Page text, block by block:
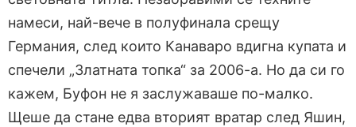
намеси, най-вече в полуфинала срещу
Германия, след които Канаваро вдигна купата и
спечели „Златната топка“ за 2006-а. Но да си го
кажем, Буфон не я заслужаваше по-малко.
Щеше да стане едва вторият вратар след Яшин,